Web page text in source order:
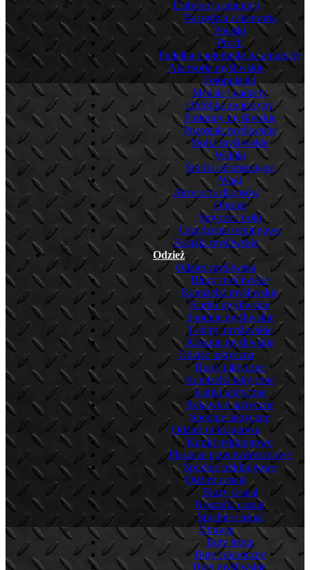
Elaboracja amunicji
Narzędzia i akcesoria
Pociski
Proch
Pudełka i pojemniki na amunicję
Akcesoria myśliwskie
Fotopułapki
Medale i gadżety
Obróbka zwierzyny
Pastorały myśliwskie
Pozostałe myśliwskie
Stołki myśliwskie
Wabiki
Środki odstraszające
Wagi
Akcesoria dla psów
Obroże
Smycze i troki
Urządzenia treningowe
Książki myśliwskie
Odzież
Odzież myśliwska
Bluzy myśliwskie
Kamizelki myśliwskie
Kurtki myśliwskie
Spodnie myśliwskie
T-shirty myśliwskie
Koszule myśliwskie
Odzież taktyczna
Bluzy taktyczne
Kamizelki taktyczne
Kurtki taktyczne
Rękawice taktyczne
Spodnie taktyczne
Odzież trekkingowa
Kurtki trekkingowe
Płaszcze przeciwdeszczowe
Spodnie trekkingowe
Odzież casual
Bluzy casual
Koszulki casual
Spodnie casual
Obuwie
Buty letnie
Buty całoroczne
Buty myśliwskie